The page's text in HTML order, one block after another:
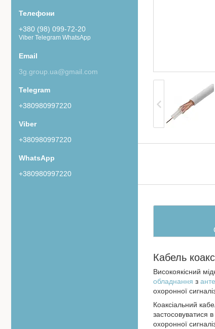
Кабель
Високоякісний
обладнання з
охоронної
Коаксіальний
застосовуватися
охоронної
+380 (98) 099-72-20
Viber Telegram WhatsApp
3g.group.ua@gmail.com
+380980997220
+380980997220
+380980997220